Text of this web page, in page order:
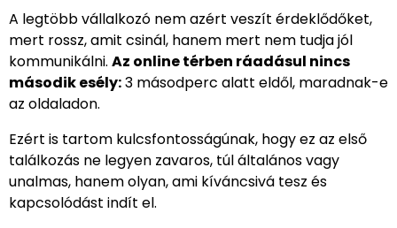
A legtöbb vállalkozó nem azért veszít érdeklődőket,
mert rossz, amit csinál, hanem mert nem tudja jól
kommunikálni. Az online térben ráadásul nincs
második esély:3 másodperc alatt eldől, maradnak-e
az oldaladon.
Ezért is tartom kulcsfontosságúnak, hogy ez az első
találkozás ne legyen zavaros, túl általános vagy
unalmas, hanem olyan, ami kíváncsivá tesz és
kapcsolódást indít el.